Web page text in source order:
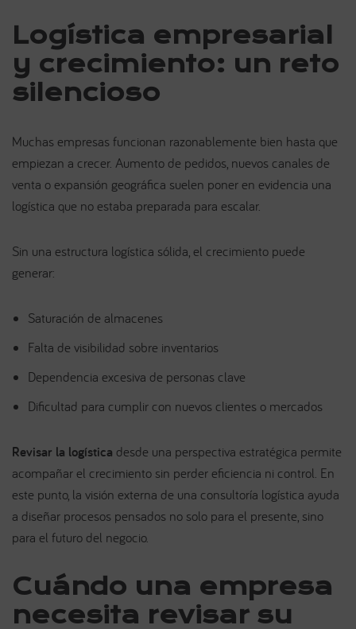
Logística empresarial
y crecimiento: un reto
silencioso
Muchas empresas funcionan razonablemente bien hasta que
empiezan a crecer. Aumento de pedidos, nuevos canales de
venta o expansión geográfica suelen poner en evidencia una
logística que no estaba preparada para escalar.
Sin una estructura logística sólida, el crecimiento puede
generar:
Saturación de almacenes
Falta de visibilidad sobre inventarios
Dependencia excesiva de personas clave
Dificultad para cumplir con nuevos clientes o mercados
Revisar la logística desde una perspectiva estratégica permite
acompañar el crecimiento sin perder eficiencia ni control. En
este punto, la visión externa de una consultoría logística ayuda
a diseñar procesos pensados no solo para el presente, sino
para el futuro del negocio.
Cuándo una empresa
necesita revisar su